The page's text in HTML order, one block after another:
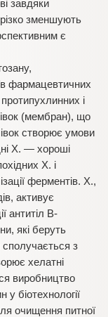
завдяки
зменшують
є
фармацевтичних
протипухлинних і
(мембран), що
створює умови
Х. — хороші
Х. і
ферментів. Х.,
активує
антитіл В-
які беруть
сполучається з
хелатні
виробництво
у біотехнології
очищення питної